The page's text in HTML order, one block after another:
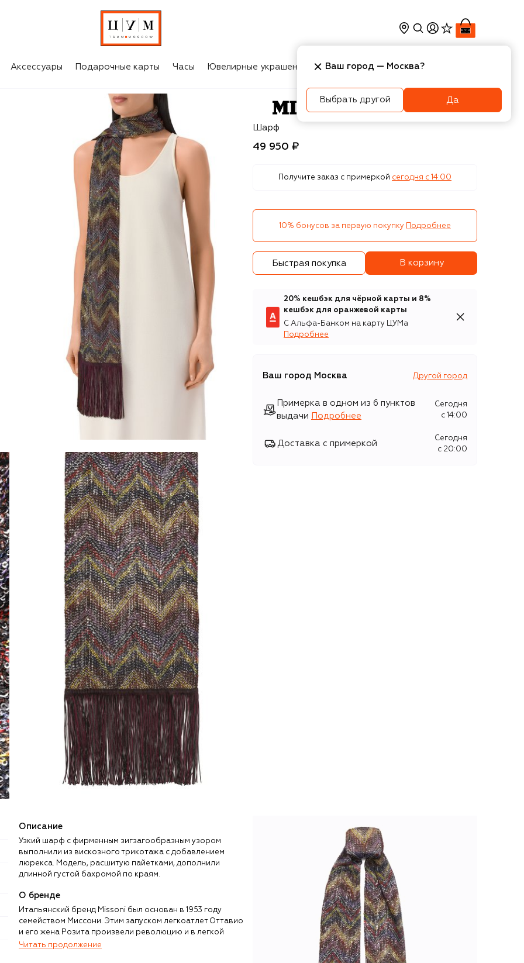
Аксессуары Подарочные карты Часы Ювелирные украшения Косметика Интерьер
Missoni
Шарф
49 950 ₽
Получите заказ с примеркой сегодня c 14:00
10% бонусов за первую покупку Подробнее
Быстрая покупка В корзину
20% кешбэк для чёрной карты и 8%
кешбэк для оранжевой карты
С Альфа-Банком на карту ЦУМа
Подробнее
Ваш город Москва Другой город
Примерка в одном из 6 пунктов
выдачи
Подробнее
Сегодня
c 14:00
Доставка с примеркой
Сегодня
c 20:00
Описание
Узкий шарф с фирменным зигзагообразным узором
выполнили из вискозного трикотажа с добавлением
люрекса. Модель, расшитую пайетками, дополнили
длинной густой бахромой по краям.
О бренде
Итальянский бренд Missoni был основан в 1953 году
семейством Миссони. Этим запуском легкоатлет Оттавио
и его жена Розита произвели революцию и в легкой
промышленности, и в модной индустрии: пара впервые
Читать продолжение
Ваш город — Москва?
Выбрать другой Да